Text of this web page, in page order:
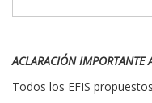
ACLARACIÓN IMPORTANTE
Todos los EFIS